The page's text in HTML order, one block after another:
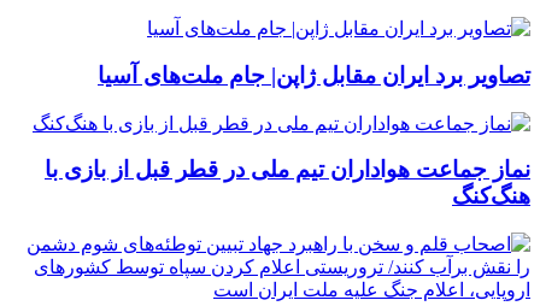
تصاویر برد ایران مقابل ژاپن| جام ملت‌های آسیا
نماز جماعت هواداران تیم ملی در قطر قبل از بازی با
هنگ‌کنگ